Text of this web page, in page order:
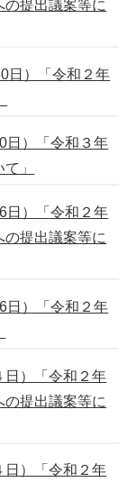
提出議案等に
日）「令和２年
日）「令和３年
」
日）「令和２年
提出議案等に
日）「令和２年
日）「令和２年
提出議案等に
日）「令和２年